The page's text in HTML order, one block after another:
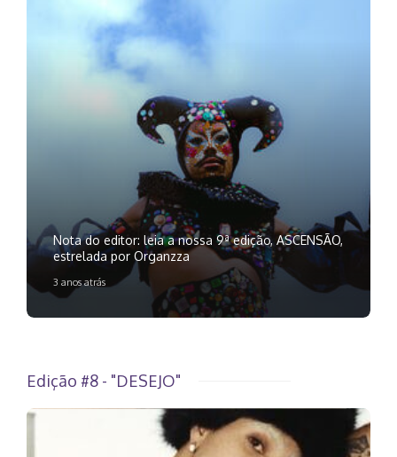
Nota do editor: leia a nossa 9ª edição, ASCENSÃO,
estrelada por Organzza
3 anos atrás
Edição #8 - "DESEJO"